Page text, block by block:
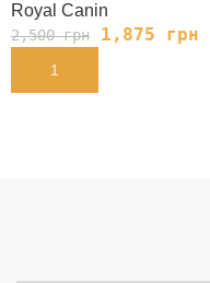
Royal Canin
2,500грн 1,875 грн
В КОРЗИНУ